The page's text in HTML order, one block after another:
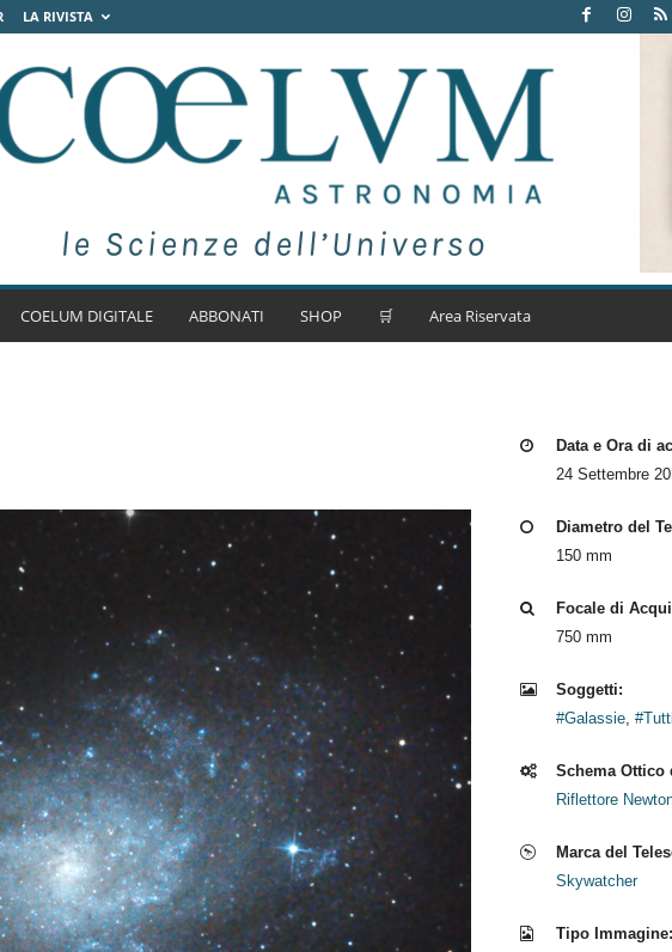
LA RIVISTA
COELUM DIGITALE ABBONATI SHOP 🛒 Area Riservata
Data e Ora di
24 Settembre
Diametro del
150 mm
Focale di
750 mm
Soggetti:
#Galassie,
Schema Ottico
Riflettore
Marca del
Skywatcher
Tipo Immagine: